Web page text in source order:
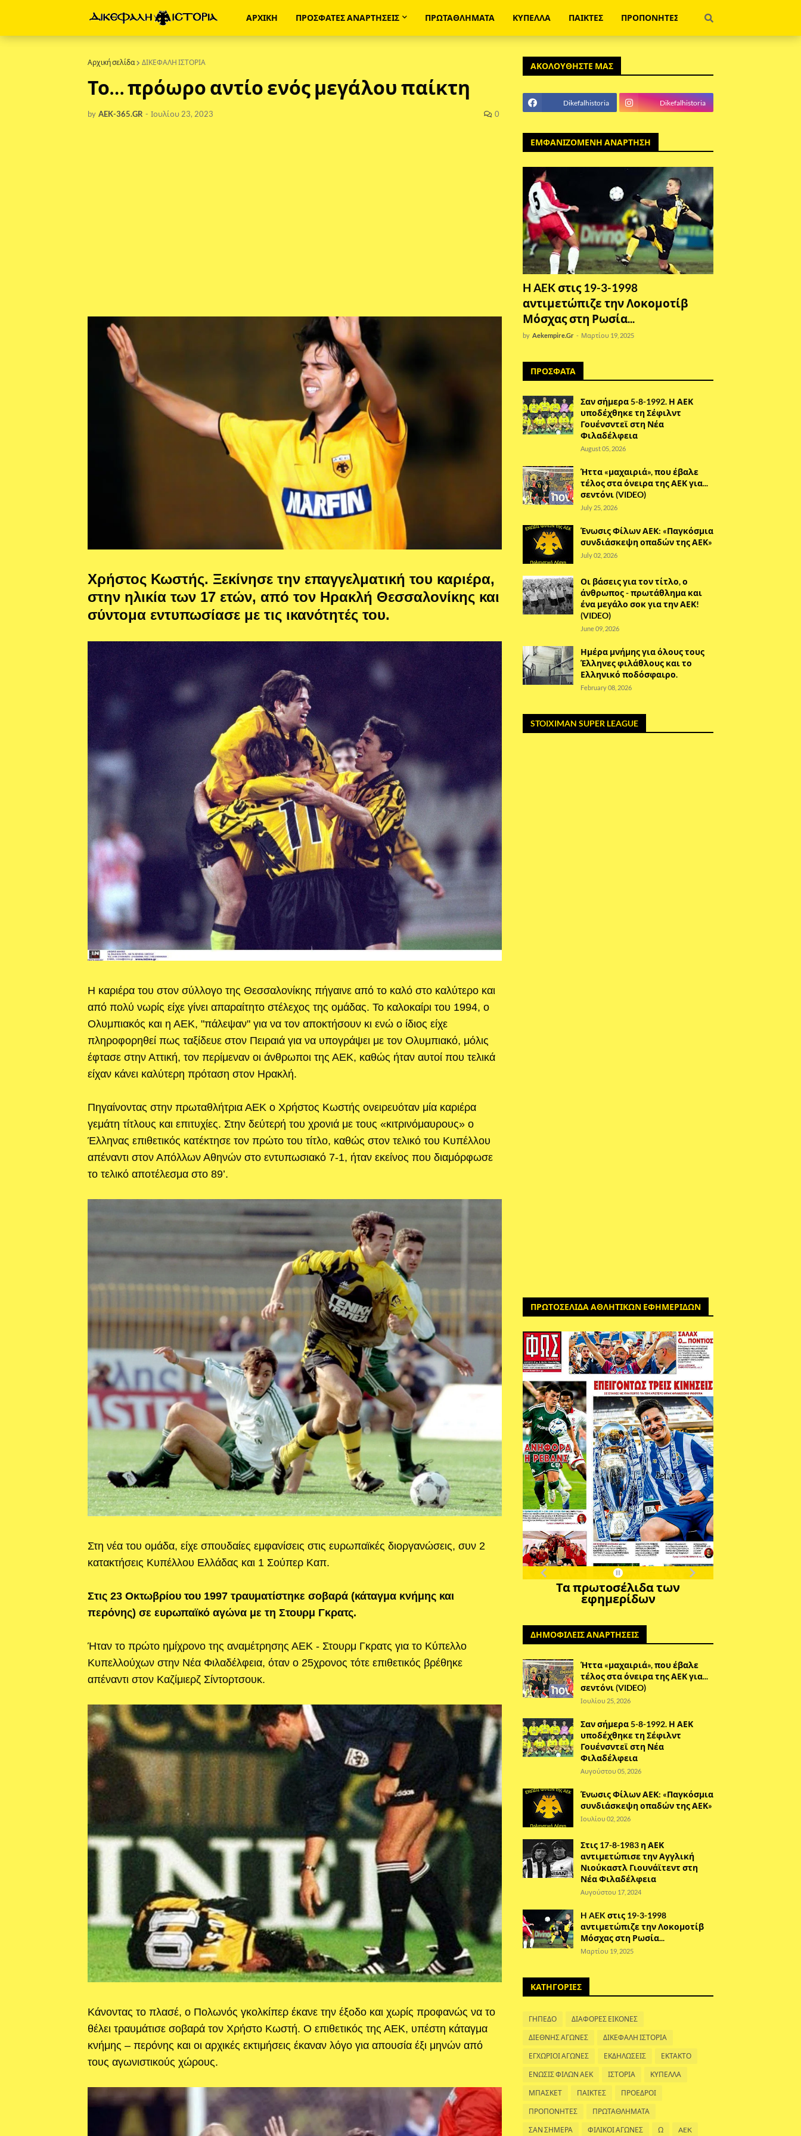
ΑΡΧΙΚΗ ΠΡΟΣΦΑΤΕΣ ΑΝΑΡΤΗΣΕΙΣ ΠΡΩΤΑΘΛΗΜΑΤΑ ΚΥΠΕΛΛΑ ΠΑΙΚΤΕΣ ΠΡΟΠΟΝΗΤΕΣ
Αρχική σελίδα ΔΙΚΕΦΑΛΗ ΙΣΤΟΡΙΑ
Το… πρόωρο αντίο ενός μεγάλου παίκτη
by AEK-365.GR - Ιουλίου 23, 2023 0
Χρήστος Κωστής. Ξεκίνησε την επαγγελματική του καριέρα,
στην ηλικία των 17 ετών, από τον Ηρακλή Θεσσαλονίκης και
σύντομα εντυπωσίασε με τις ικανότητές του.
Η καριέρα του στον σύλλογο της Θεσσαλονίκης πήγαινε από το καλό στο καλύτερο και
από πολύ νωρίς είχε γίνει απαραίτητο στέλεχος της ομάδας. Το καλοκαίρι του 1994, ο
Ολυμπιακός και η ΑΕΚ, "πάλεψαν" για να τον αποκτήσουν κι ενώ ο ίδιος είχε
πληροφορηθεί πως ταξίδευε στον Πειραιά για να υπογράψει με τον Ολυμπιακό, μόλις
έφτασε στην Αττική, τον περίμεναν οι άνθρωποι της ΑΕΚ, καθώς ήταν αυτοί που τελικά
είχαν κάνει καλύτερη πρόταση στον Ηρακλή.
Πηγαίνοντας στην πρωταθλήτρια ΑΕΚ ο Χρήστος Κωστής ονειρευόταν μία καριέρα
γεμάτη τίτλους και επιτυχίες. Στην δεύτερή του χρονιά με τους «κιτρινόμαυρους» ο
Έλληνας επιθετικός κατέκτησε τον πρώτο του τίτλο, καθώς στον τελικό του Κυπέλλου
απέναντι στον Απόλλων Αθηνών στο εντυπωσιακό 7-1, ήταν εκείνος που διαμόρφωσε
το τελικό αποτέλεσμα στο 89’.
Στη νέα του ομάδα, είχε σπουδαίες εμφανίσεις στις ευρωπαϊκές διοργανώσεις, συν 2
κατακτήσεις Κυπέλλου Ελλάδας και 1 Σούπερ Καπ.
Στις 23 Οκτωβρίου του 1997 τραυματίστηκε σοβαρά (κάταγμα κνήμης και
περόνης) σε ευρωπαϊκό αγώνα με τη Στουρμ Γκρατς.
Ήταν το πρώτο ημίχρονο της αναμέτρησης ΑΕΚ - Στουρμ Γκρατς για το Κύπελλο
Κυπελλούχων στην Νέα Φιλαδέλφεια, όταν ο 25χρονος τότε επιθετικός βρέθηκε
απέναντι στον Καζίμιερζ Σίντορτσουκ.
Κάνοντας το πλασέ, ο Πολωνός γκολκίπερ έκανε την έξοδο και χωρίς προφανώς να το
θέλει τραυμάτισε σοβαρά τον Χρήστο Κωστή. Ο επιθετικός της ΑΕΚ, υπέστη κάταγμα
κνήμης – περόνης και οι αρχικές εκτιμήσεις έκαναν λόγο για απουσία έξι μηνών από
τους αγωνιστικούς χώρους.
ΑΚΟΛΟΥΘΗΣΤΕ ΜΑΣ
Dikefalhistoria Dikefalhistoria
ΕΜΦΑΝΙΖΟΜΕΝΗ ΑΝΑΡΤΗΣΗ
H AEK στις 19-3-1998
αντιμετώπιζε την Λοκομοτίβ
Μόσχας στη Ρωσία...
by Aekempire.Gr - Μαρτίου 19, 2025
ΠΡΟΣΦΑΤΑ
Σαν σήμερα 5-8-1992. Η ΑΕΚ
υποδέχθηκε τη Σέφιλντ
Γουένσντεϊ στη Νέα
Φιλαδέλφεια
August 05, 2026
Ήττα «μαχαιριά», που έβαλε
τέλος στα όνειρα της ΑΕΚ για...
σεντόνι (VIDEO)
July 25, 2026
Ένωσις Φίλων ΑΕΚ: «Παγκόσμια
συνδιάσκεψη οπαδών της ΑΕΚ»
July 02, 2026
Οι βάσεις για τον τίτλο, ο
άνθρωπος - πρωτάθλημα και
ένα μεγάλο σοκ για την ΑΕΚ!
(VIDEO)
June 09, 2026
Ημέρα μνήμης για όλους τους
Έλληνες φιλάθλους και το
Ελληνικό ποδόσφαιρο.
February 08, 2026
STOIXIMAN SUPER LEAGUE
ΠΡΩΤΟΣΕΛΙΔΑ ΑΘΛΗΤΙΚΩΝ ΕΦΗΜΕΡΙΔΩΝ
Τα πρωτοσέλιδα των
εφημερίδων
ΔΗΜΟΦΙΛΕΙΣ ΑΝΑΡΤΗΣΕΙΣ
Ήττα «μαχαιριά», που έβαλε
τέλος στα όνειρα της ΑΕΚ για...
σεντόνι (VIDEO)
Ιουλίου 25, 2026
Σαν σήμερα 5-8-1992. Η ΑΕΚ
υποδέχθηκε τη Σέφιλντ
Γουένσντεϊ στη Νέα
Φιλαδέλφεια
Αυγούστου 05, 2026
Ένωσις Φίλων ΑΕΚ: «Παγκόσμια
συνδιάσκεψη οπαδών της ΑΕΚ»
Ιουλίου 02, 2026
Στις 17-8-1983 η ΑΕΚ
αντιμετώπισε την Αγγλική
Νιούκαστλ Γιουνάϊτεντ στη
Νέα Φιλαδέλφεια
Αυγούστου 17, 2024
H AEK στις 19-3-1998
αντιμετώπιζε την Λοκομοτίβ
Μόσχας στη Ρωσία...
Μαρτίου 19, 2025
ΚΑΤΗΓΟΡΙΕΣ
ΓΗΠΕΔΟ ΔΙΑΦΟΡΕΣ ΕΙΚΟΝΕΣ
ΔΙΕΘΝΗΣ ΑΓΩΝΕΣ ΔΙΚΕΦΑΛΗ ΙΣΤΟΡΙΑ
ΕΓΧΩΡΙΟΙ ΑΓΩΝΕΣ ΕΚΔΗΛΩΣΕΙΣ ΕΚΤΑΚΤΟ
ΕΝΩΣΙΣ ΦΙΛΩΝ ΑΕΚ ΙΣΤΟΡΙΑ ΚΥΠΕΛΛΑ
ΜΠΑΣΚΕΤ ΠΑΙΚΤΕΣ ΠΡΟΕΔΡΟΙ
ΠΡΟΠΟΝΗΤΕΣ ΠΡΩΤΑΘΛΗΜΑΤΑ
ΣΑΝ ΣΗΜΕΡΑ ΦΙΛΙΚΟΙ ΑΓΩΝΕΣ Ω AEK